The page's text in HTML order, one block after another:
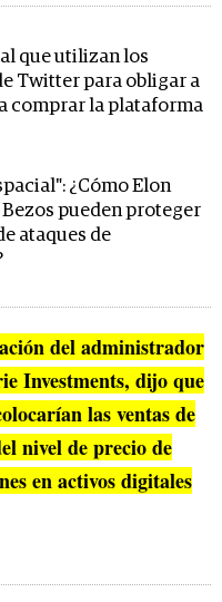
que utilizan los
Twitter para obligar a
comprar la plataforma
¿Cómo Elon
Bezos pueden proteger
ataques de
del administrador
Investments, dijo que
las ventas de
nivel de precio de
en activos digitales